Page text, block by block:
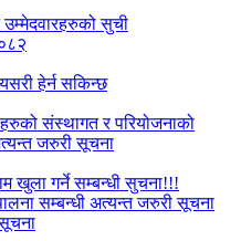
उम्मेदवारहरुको सुची
हेर्न सकिन्छ
संस्थागत र परियोजनाको
जरुरी सूचना
खुला गर्ने सम्बन्धी सुचना!!!
सम्बन्धी अत्यन्त जरुरी सूचना